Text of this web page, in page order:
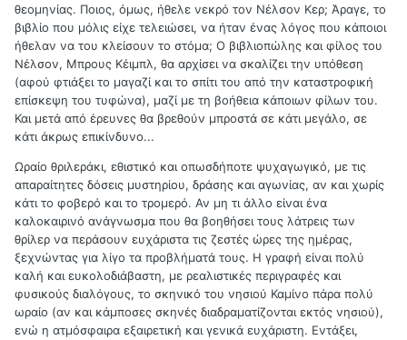
θεομηνίας. Ποιος, όμως, ήθελε νεκρό τον Νέλσον Κερ; Άραγε, το
βιβλίο που μόλις είχε τελειώσει, να ήταν ένας λόγος που κάποιοι
ήθελαν να του κλείσουν το στόμα; Ο βιβλιοπώλης και φίλος του
Νέλσον, Μπρους Κέιμπλ, θα αρχίσει να σκαλίζει την υπόθεση
(αφού φτιάξει το μαγαζί και το σπίτι του από την καταστροφική
επίσκεψη του τυφώνα), μαζί με τη βοήθεια κάποιων φίλων του.
Και μετά από έρευνες θα βρεθούν μπροστά σε κάτι μεγάλο, σε
κάτι άκρως επικίνδυνο...
Ωραίο θριλεράκι, εθιστικό και οπωσδήποτε ψυχαγωγικό, με τις
απαραίτητες δόσεις μυστηρίου, δράσης και αγωνίας, αν και χωρίς
κάτι το φοβερό και το τρομερό. Αν μη τι άλλο είναι ένα
καλοκαιρινό ανάγνωσμα που θα βοηθήσει τους λάτρεις των
θρίλερ να περάσουν ευχάριστα τις ζεστές ώρες της ημέρας,
ξεχνώντας για λίγο τα προβλήματά τους. Η γραφή είναι πολύ
καλή και ευκολοδιάβαστη, με ρεαλιστικές περιγραφές και
φυσικούς διαλόγους, το σκηνικό του νησιού Καμίνο πάρα πολύ
ωραίο (αν και κάμποσες σκηνές διαδραματίζονται εκτός νησιού),
ενώ η ατμόσφαιρα εξαιρετική και γενικά ευχάριστη. Εντάξει,